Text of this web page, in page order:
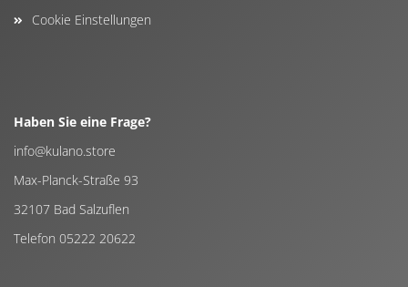
Cookie Einstellungen
Haben Sie eine Frage?
info@kulano.store
Max-Planck-Straße 93
32107 Bad Salzuflen
Telefon 05222 20622